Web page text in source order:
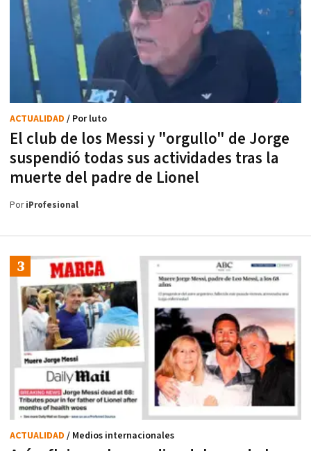
El club de los Messi y "orgullo" de Jorge
suspendió todas sus actividades tras la
muerte del padre de Lionel
ACTUALIDAD / Por luto
PoriProfesional
ACTUALIDAD / Medios internacionales